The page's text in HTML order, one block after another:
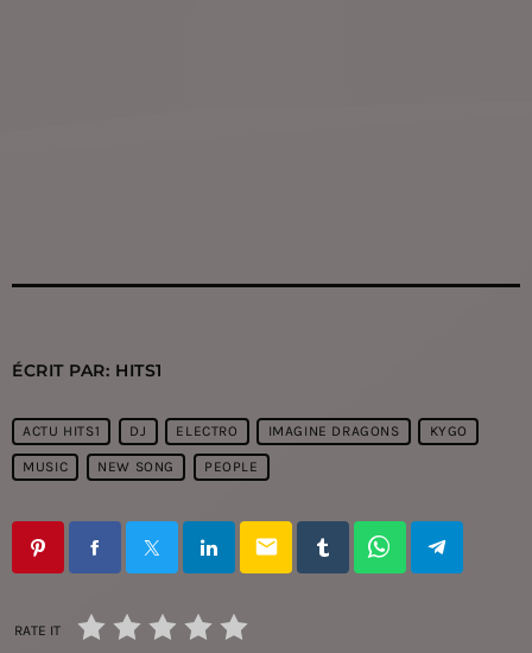
ÉCRIT PAR: HITS1
ACTU HITS1 DJ ELECTRO IMAGINE DRAGONS KYGO
MUSIC NEW SONG PEOPLE
email
RATE IT